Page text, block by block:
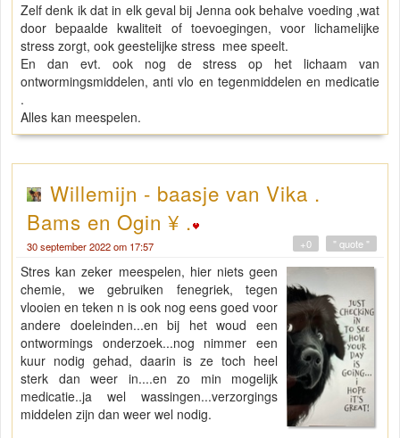
Zelf denk ik dat in elk geval bij Jenna ook behalve voeding ,wat
door bepaalde kwaliteit of toevoegingen, voor lichamelijke
stress zorgt, ook geestelijke stress mee speelt.
En dan evt. ook nog de stress op het lichaam van
ontwormingsmiddelen, anti vlo en tegenmiddelen en medicatie
.
Alles kan meespelen.
Willemijn - baasje van Vika .
Bams en Ogin ¥ .
30 september 2022 om 17:57 " quote "
+0
Stres kan zeker meespelen, hier niets geen
chemie, we gebruiken fenegriek, tegen
vlooien en teken n is ook nog eens goed voor
andere doeleinden...en bij het woud een
ontwormings onderzoek...nog nimmer een
kuur nodig gehad, daarin is ze toch heel
sterk dan weer in....en zo min mogelijk
medicatie..ja wel wassingen...verzorgings
middelen zijn dan weer wel nodig.